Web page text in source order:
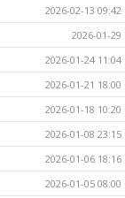
2026-02-13 09:42
2026-01-29
2026-01-24 11:04
2026-01-21 18:00
2026-01-18 10:20
2026-01-08 23:15
2026-01-06 18:16
2026-01-05 08:00